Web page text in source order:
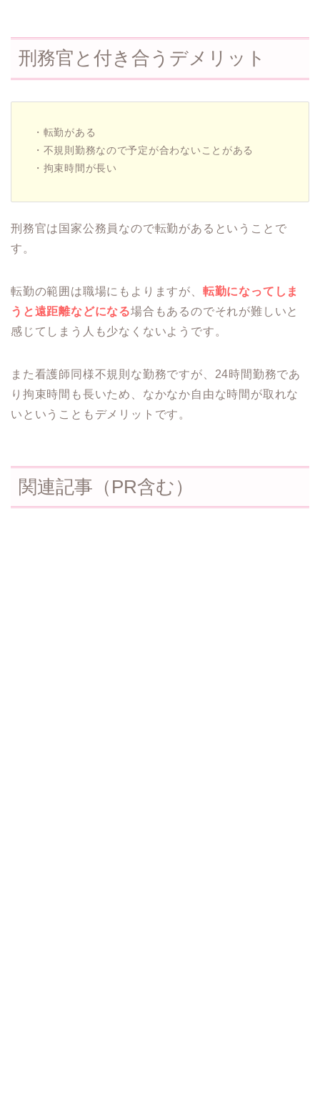
刑務官と付き合うデメリット
・転勤がある
・不規則勤務なので予定が合わないことがある
・拘束時間が長い
刑務官は国家公務員なので転勤があるということで
す。
転勤の範囲は職場にもよりますが、 転勤になってしま
うと遠距離などになる場合もあるのでそれが難しいと
感じてしまう人も少なくないようです。
また看護師同様不規則な勤務ですが、24時間勤務であ
り拘束時間も長いため、なかなか自由な時間が取れな
いということもデメリットです。
関連記事（PR含む）